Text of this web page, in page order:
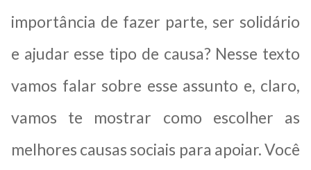
importância de fazer parte, ser solidário
e ajudar esse tipo de causa? Nesse texto
vamos falar sobre esse assunto e, claro,
vamos te mostrar como escolher as
melhores causas sociais para apoiar. Você